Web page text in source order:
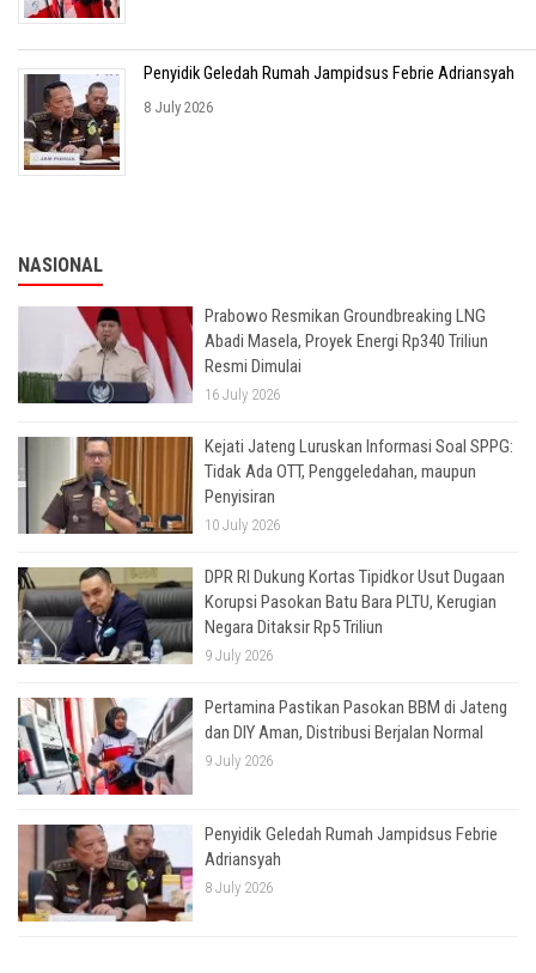
Penyidik Geledah Rumah Jampidsus Febrie Adriansyah
8 July 2026
NASIONAL
Prabowo Resmikan Groundbreaking LNG
Abadi Masela, Proyek Energi Rp340 Triliun
Resmi Dimulai
16 July 2026
Kejati Jateng Luruskan Informasi Soal SPPG:
Tidak Ada OTT, Penggeledahan, maupun
Penyisiran
10 July 2026
DPR RI Dukung Kortas Tipidkor Usut Dugaan
Korupsi Pasokan Batu Bara PLTU, Kerugian
Negara Ditaksir Rp5 Triliun
9 July 2026
Pertamina Pastikan Pasokan BBM di Jateng
dan DIY Aman, Distribusi Berjalan Normal
9 July 2026
Penyidik Geledah Rumah Jampidsus Febrie
Adriansyah
8 July 2026